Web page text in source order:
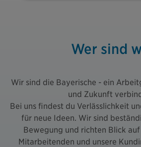
Wer sind
Wir sind die Bayerische - ein
und Zukunft
Bei uns findest du Verlässlichkeit
für neue Ideen. Wir sind
Bewegung und richten Blick auf
Mitarbeitenden und unsere